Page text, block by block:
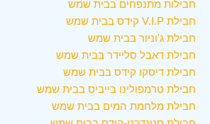
חבילות מתנפחים בבית שמש
חבילת V.I.P קידס בבית שמש
חבילת ג'וניור בבית שמש
חבילת דאבל סליידר בבית שמש
חבילת דיסקו קידס בבית שמש
חבילת טרמפולינו בייביס בבית שמש
חבילת מלחמת המים בבית שמש